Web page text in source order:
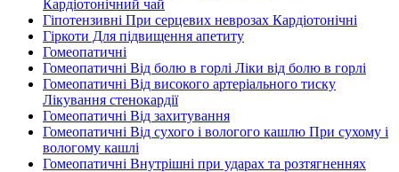
Кардіотонічний чай
Гіпотензивні При серцевих неврозах Кардіотонічні
Гіркоти Для підвищення апетиту
Гомеопатичні
Гомеопатичні Від болю в горлі Ліки від болю в горлі
Гомеопатичні Від високого артеріального тиску
Лікування стенокардії
Гомеопатичні Від захитування
Гомеопатичні Від сухого і вологого кашлю При сухому і
вологому кашлі
Гомеопатичні Внутрішні при ударах та розтягненнях